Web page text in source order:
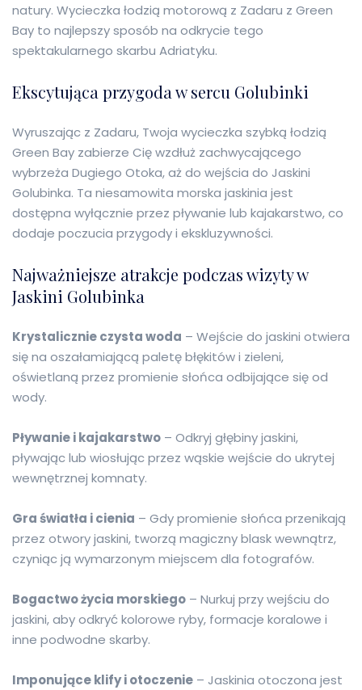
natury. Wycieczka łodzią motorową z Zadaru z Green
Bay to najlepszy sposób na odkrycie tego
spektakularnego skarbu Adriatyku.
Ekscytująca przygoda w sercu Golubinki
Wyruszając z Zadaru, Twoja wycieczka szybką łodzią
Green Bay zabierze Cię wzdłuż zachwycającego
wybrzeża Dugiego Otoka, aż do wejścia do Jaskini
Golubinka. Ta niesamowita morska jaskinia jest
dostępna wyłącznie przez pływanie lub kajakarstwo, co
dodaje poczucia przygody i ekskluzywności.
Najważniejsze atrakcje podczas wizyty w
Jaskini Golubinka
Krystalicznie czysta woda – Wejście do jaskini otwiera
się na oszałamiającą paletę błękitów i zieleni,
oświetlaną przez promienie słońca odbijające się od
wody.
Pływanie i kajakarstwo – Odkryj głębiny jaskini,
pływając lub wiosłując przez wąskie wejście do ukrytej
wewnętrznej komnaty.
Gra światła i cienia – Gdy promienie słońca przenikają
przez otwory jaskini, tworzą magiczny blask wewnątrz,
czyniąc ją wymarzonym miejscem dla fotografów.
Bogactwo życia morskiego – Nurkuj przy wejściu do
jaskini, aby odkryć kolorowe ryby, formacje koralowe i
inne podwodne skarby.
Imponujące klify i otoczenie – Jaskinia otoczona jest